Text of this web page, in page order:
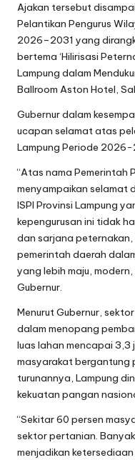
Ajakan tersebut
Pelantikan Pengurus
2026–2031 yang
bertema ‘Hilirisasi
Lampung dalam
Ballroom Aston Hotel,
Gubernur dalam
ucapan selamat atas
Lampung Periode 2026-
“Atas nama Pemerintah
menyampaikan selamat
ISPI Provinsi Lampung
kepengurusan ini tidak
dan sarjana
pemerintah daerah
yang lebih maju,
Gubernur.
Menurut Gubernur,
dalam menopang
luas lahan mencapai
masyarakat
turunannya, Lampung
kekuatan pangan
“Sekitar 60 persen
sektor pertanian.
menjadikan